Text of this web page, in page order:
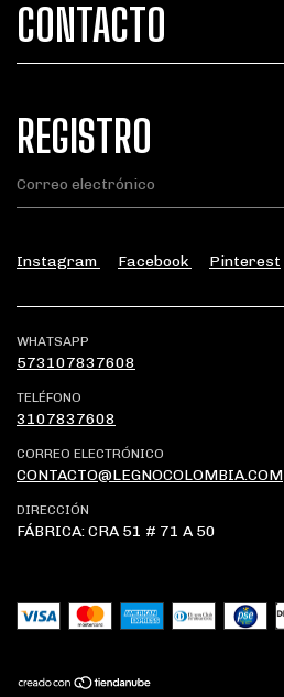
CONTACTO
REGISTRO
Instagram Facebook Pinterest
WHATSAPP
573107837608
TELÉFONO
3107837608
CORREO ELECTRÓNICO
CONTACTO@LEGNOCOLOMBIA.COM
DIRECCIÓN
FÁBRICA: CRA 51 # 71 A 50